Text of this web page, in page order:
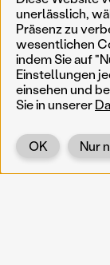
unerlässlich,
Präsenz zu
wesentlichen
indem Sie auf
Einstellungen
einsehen und
Sie in unserer
Nur
OK